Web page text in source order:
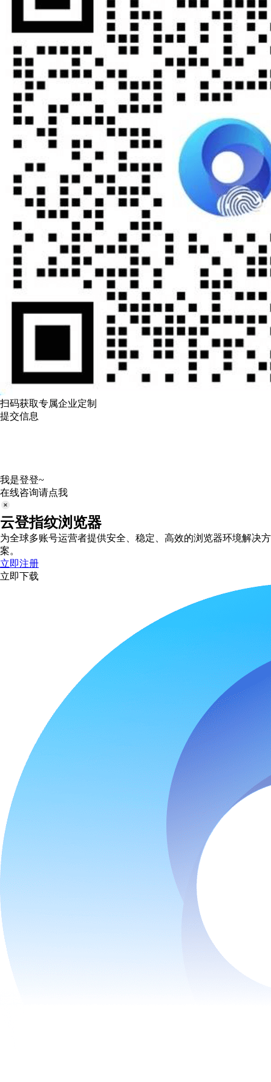
扫码获取专属企业定制
提交信息
我是登登~
在线咨询请点我
云登指纹浏览器
为全球多账号运营者提供安全、稳定、高效的浏览器环境解决方
案。
立即注册
立即下载